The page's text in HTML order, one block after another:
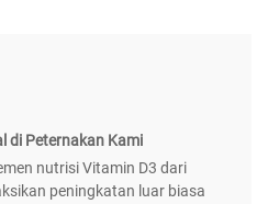
di Peternakan Kami
nutrisi Vitamin D3 dari
peningkatan luar biasa